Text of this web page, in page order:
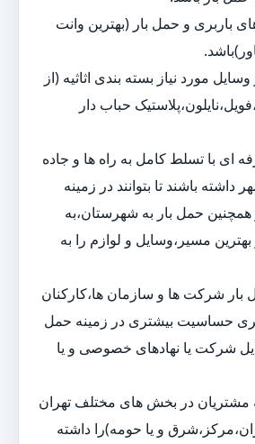
باربری و حمل بار (بهترین وانت
مورد نیاز بسته بندی اثاثیه (از
حباب دار
ای با تسلط کامل به راه ها و جاده
باشند تا بتوانند در زمینه
همچنین حمل بار به شهرستان،به
مسیر،وسایل و لوازم را به
بار شرکت ها و سازمان ها،کارکنان
حساسیت بیشتری در زمینه حمل
شرکت یا نهادهای خصوصی و یا
مشتریان در بخش های مختلف تهران
و یا حومه)را داشته